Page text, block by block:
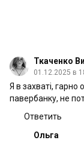
Ткаченко
01.12.2025 в
Я в захваті, гарно
павербанку, не
Ответить
Ольга